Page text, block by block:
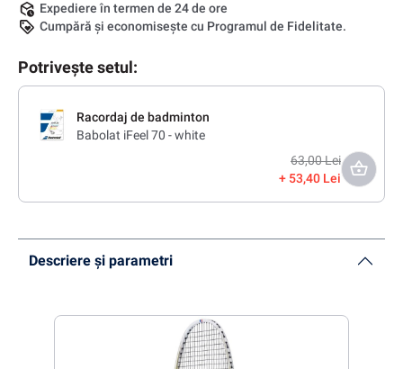
Expediere în termen de 24 de ore
Cumpără și economisește cu Programul de Fidelitate.
Potrivește setul:
Racordaj de badminton
Babolat iFeel 70 - white
63,00 Lei
53,40 Lei
Descriere și parametri